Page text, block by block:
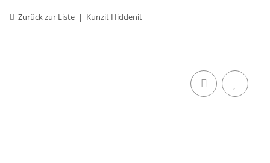
Zurück zur Liste Kunzit Hiddenit